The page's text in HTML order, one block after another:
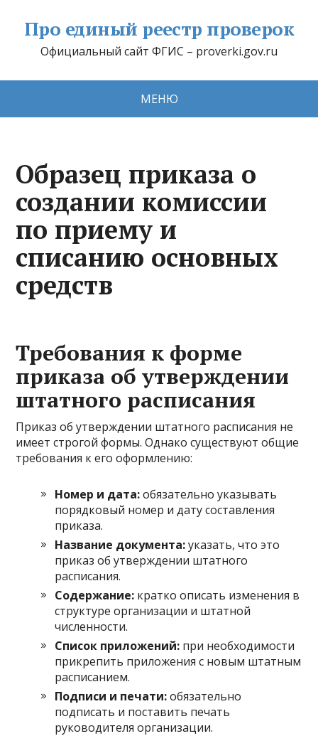
Про единый реестр проверок
Официальный сайт ФГИС – proverki.gov.ru
МЕНЮ
Образец приказа о
создании комиссии
по приему и
списанию основных
средств
Требования к форме
приказа об утверждении
штатного расписания
Приказ об утверждении штатного расписания не
имеет строгой формы. Однако существуют общие
требования к его оформлению:
Номер и дата:обязательно указывать
порядковый номер и дату составления
приказа.
Название документа:указать, что это
приказ об утверждении штатного
расписания.
Содержание: кратко описать изменения в
структуре организации и штатной
численности.
Список приложений: при необходимости
прикрепить приложения с новым штатным
расписанием.
Подписи и печати:обязательно
подписать и поставить печать
руководителя организации.